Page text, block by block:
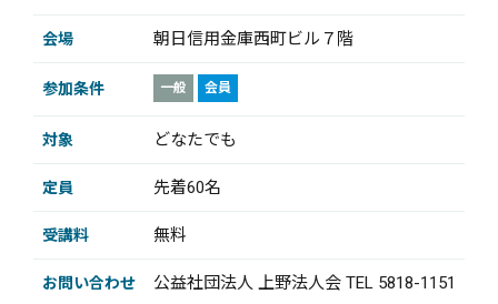
会場 朝日信用金庫西町ビル７階
参加条件 一般 会員
対象 どなたでも
定員 先着60名
受講料 無料
お問い合わせ 公益社団法人 上野法人会 TEL 5818-1151